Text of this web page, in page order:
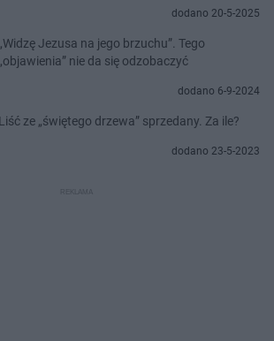
dodano 20-5-2025
„Widzę Jezusa na jego brzuchu”. Tego
„objawienia” nie da się odzobaczyć
dodano 6-9-2024
Liść ze „świętego drzewa” sprzedany. Za ile?
dodano 23-5-2023